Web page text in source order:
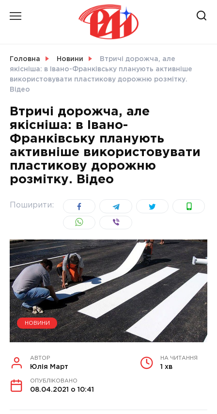
СВІТ
УКРАЇНА
Головна Новини
Втричі дорожча, але
якісніша: в Івано-Франківську планують активніше
використовувати пластикову дорожню розмітку.
Відео
Втричі дорожча, але
якісніша: в Івано-
Франківську планують
активніше використовувати
пластикову дорожню
розмітку. Відео
Поширити:
НОВИНИ
АВТОР
Юлія Март
НА ЧИТАННЯ
1 хв
ОПУБЛІКОВАНО
08.04.2021 о 10:41